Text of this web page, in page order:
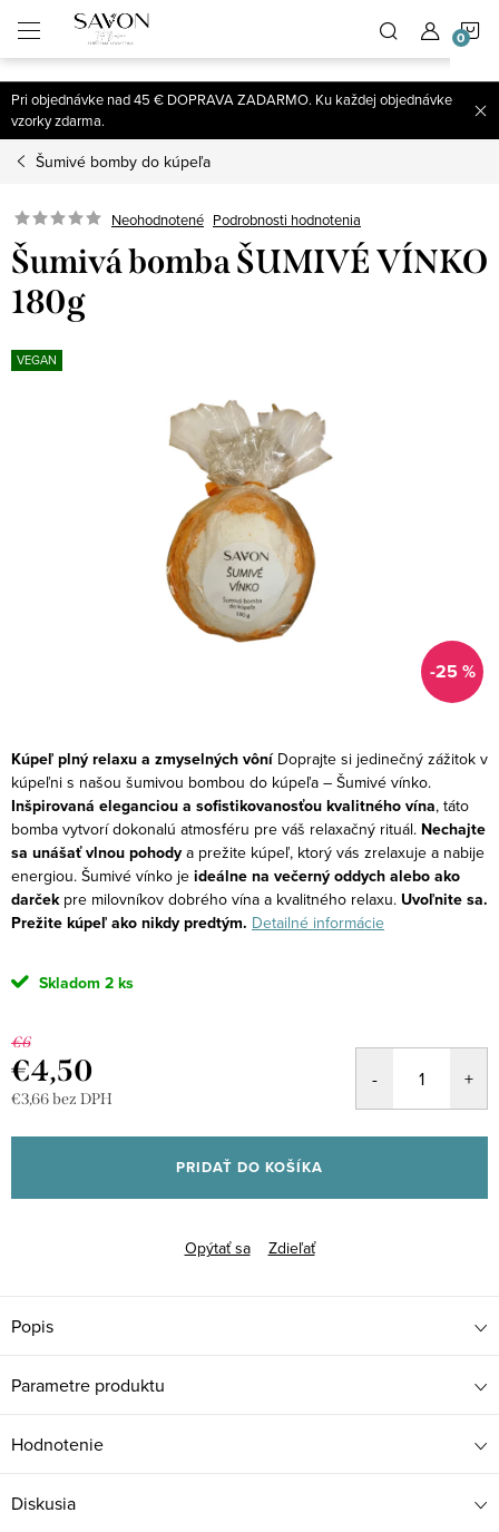
Prejsť
na
obsah
Pri objednávke nad 45 € DOPRAVA ZADARMO. Ku každej objednávke
vzorky zdarma.
Šumivé bomby do kúpeľa
Neohodnotené Podrobnosti hodnotenia
Šumivá bomba ŠUMIVÉ VÍNKO
180g
VEGAN
-25 %
Kúpeľ plný relaxu a zmyselných vôní Doprajte si jedinečný zážitok v
kúpeľni s našou šumivou bombou do kúpeľa – Šumivé vínko.
Inšpirovaná eleganciou a sofistikovanosťou kvalitného vína, táto
bomba vytvorí dokonalú atmosféru pre váš relaxačný rituál. Nechajte
sa unášať vlnou pohody a prežite kúpeľ, ktorý vás zrelaxuje a nabije
energiou. Šumivé vínko je ideálne na večerný oddych alebo ako
darčekpre milovníkov dobrého vína a kvalitného relaxu. Uvoľnite sa.
Prežite kúpeľ ako nikdy predtým. Detailné informácie
Skladom 2 ks
€6
€4,50
€3,66 bez DPH
cena:
PRIDAŤ DO KOŠÍKA
Opýtať sa Zdieľať
Popis
Parametre produktu
Hodnotenie
Diskusia